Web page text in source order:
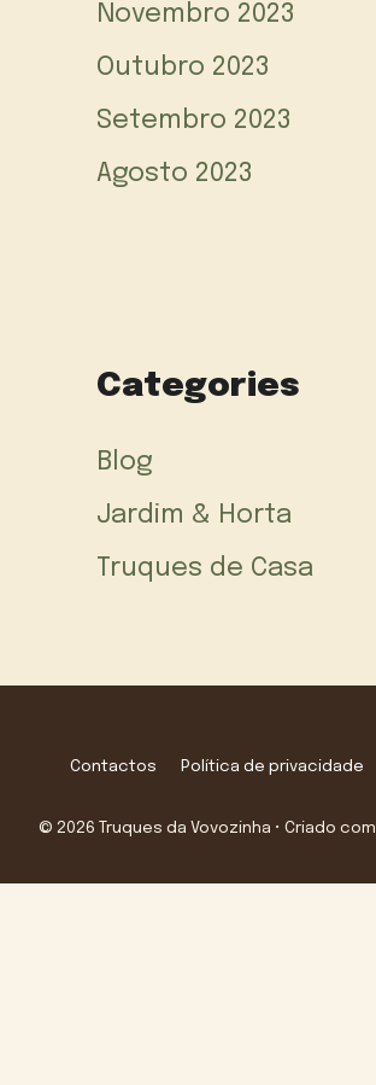
Novembro 2023
Outubro 2023
Setembro 2023
Agosto 2023
Categories
Blog
Jardim & Horta
Truques de Casa
Contactos Política de privacidade
© 2026 Truques da Vovozinha • Criado com